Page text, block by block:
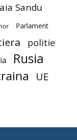
Sandu
Parlament
politie
Rusia
UE